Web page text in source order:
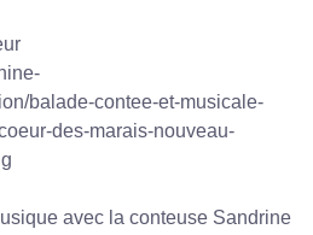
balade-contee-et-musicale-
des-marais-nouveau-
avec la conteuse Sandrine